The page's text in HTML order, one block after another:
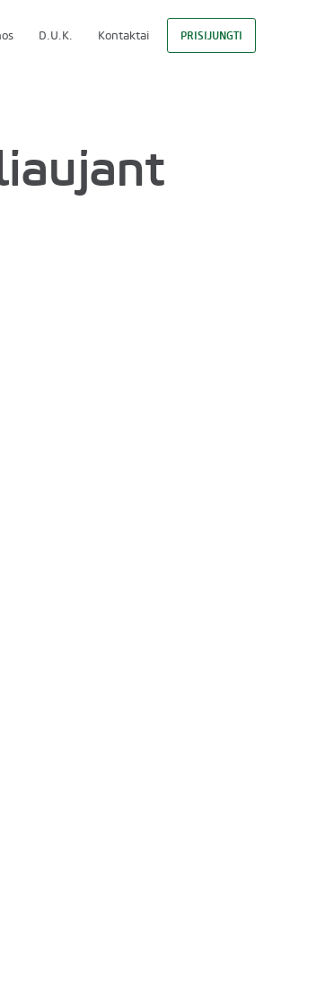
D.U.K. Kontaktai PRISIJUNGTI